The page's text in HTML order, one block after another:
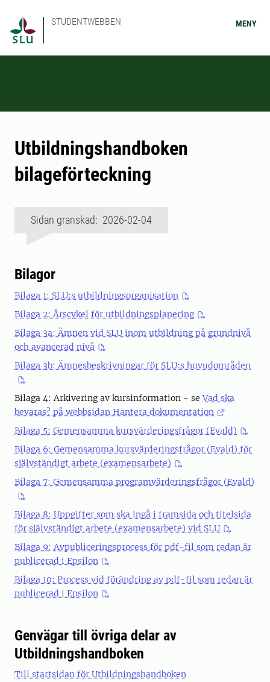
STUDENTWEBBEN MENY
Utbildningshandboken
bilageförteckning
Sidan granskad: 2026-02-04
Bilagor
Bilaga 1: SLU:s utbildningsorganisation
Bilaga 2: Årscykel för utbildningsplanering
Bilaga 3a: Ämnen vid SLU inom utbildning på grundnivå
och avancerad nivå
Bilaga 3b: Ämnesbeskrivningar för SLU:s huvudområden
Bilaga 4: Arkivering av kursinformation - seVad ska
bevaras? på webbsidan Hantera dokumentation
Bilaga 5: Gemensamma kursvärderingsfrågor (Evald)
Bilaga 6: Gemensamma kursvärderingsfrågor (Evald) för
självständigt arbete (examensarbete)
Bilaga 7: Gemensamma programvärderingsfrågor (Evald)
Bilaga 8: Uppgifter som ska ingå i framsida och titelsida
för självständigt arbete (examensarbete) vid SLU
Bilaga 9: Avpubliceringsprocess för pdf-fil som redan är
publicerad i Epsilon
Bilaga 10: Process vid förändring av pdf-fil som redan är
publicerad i Epsilon
Genvägar till övriga delar av
Utbildningshandboken
Till startsidan för Utbildningshandboken